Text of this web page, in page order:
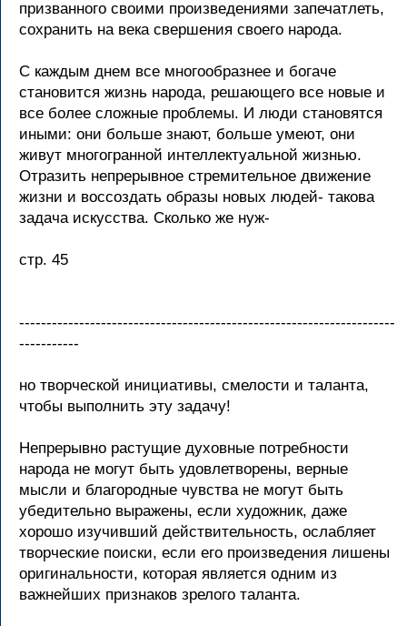
призванного своими произведениями запечатлеть,
сохранить на века свершения своего народа.
С каждым днем все многообразнее и богаче
становится жизнь народа, решающего все новые и
все более сложные проблемы. И люди становятся
иными: они больше знают, больше умеют, они
живут многогранной интеллектуальной жизнью.
Отразить непрерывное стремительное движение
жизни и воссоздать образы новых людей- такова
задача искусства. Сколько же нуж-
стр. 45
---------------------------------------------------------------------
-----------
но творческой инициативы, смелости и таланта,
чтобы выполнить эту задачу!
Непрерывно растущие духовные потребности
народа не могут быть удовлетворены, верные
мысли и благородные чувства не могут быть
убедительно выражены, если художник, даже
хорошо изучивший действительность, ослабляет
творческие поиски, если его произведения лишены
оригинальности, которая является одним из
важнейших признаков зрелого таланта.